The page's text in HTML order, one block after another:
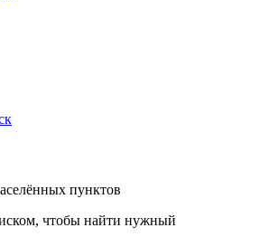
пунктов
чтобы найти нужный